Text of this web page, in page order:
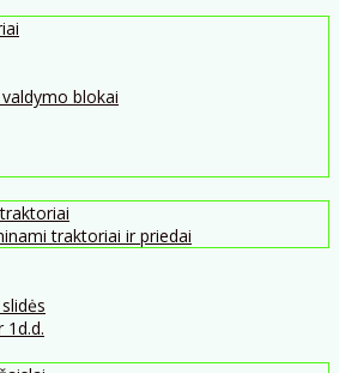
blokai
traktoriai ir priedai
1d.d.